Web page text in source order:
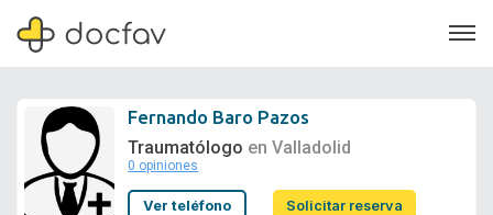
Soporte
Fernando Baro Pazos
Traumatólogo en Valladolid
0 opiniones
Ver teléfono Solicitar reserva